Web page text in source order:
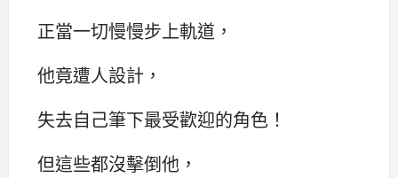
正當一切慢慢步上軌道，
他竟遭人設計，
失去自己筆下最受歡迎的角色！
但這些都沒擊倒他，